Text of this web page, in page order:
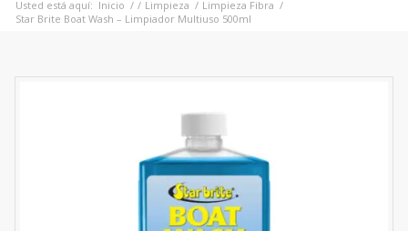
Usted está aquí: Inicio / / Limpieza / Limpieza Fibra /
Star Brite Boat Wash – Limpiador Multiuso 500ml